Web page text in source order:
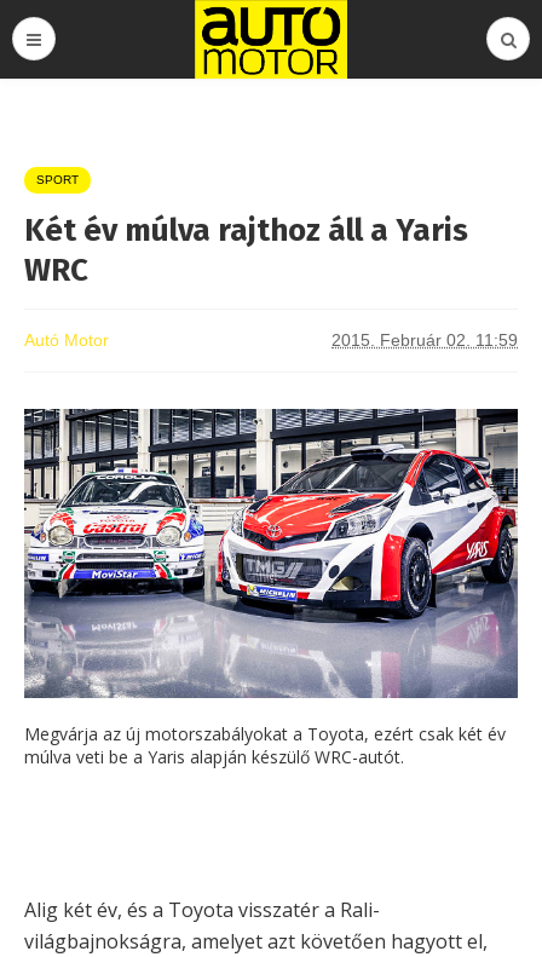
SPORT
Két év múlva rajthoz áll a Yaris
WRC
Autó Motor 2015. Február 02. 11:59
Megvárja az új motorszabályokat a Toyota, ezért csak két év
múlva veti be a Yaris alapján készülő WRC-autót.
Alig két év, és a Toyota visszatér a Rali-
világbajnokságra, amelyet azt követően hagyott el,